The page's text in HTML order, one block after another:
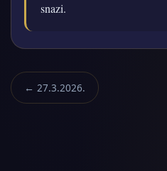
snazi.
← 27.3.2026.